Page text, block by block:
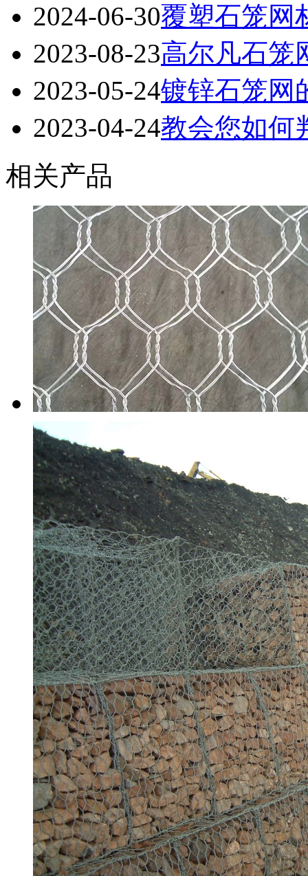
2024-06-30覆塑石笼网
2023-08-23高尔凡石笼
2023-05-24镀锌石笼网
2023-04-24教会您如何
相关产品